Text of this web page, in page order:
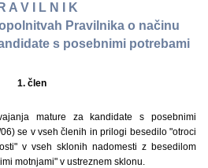
A V I L N I K
Pravilnika o načinu
s posebnimi potrebami
1. člen
mature za kandidate s posebnimi
se v vseh členih in prilogi besedilo "otroci
v vseh sklonih nadomesti z besedilom
motnjami" v ustreznem sklonu.